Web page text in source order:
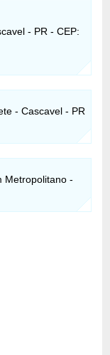
- PR - CEP:
- Cascavel - PR
Metropolitano -